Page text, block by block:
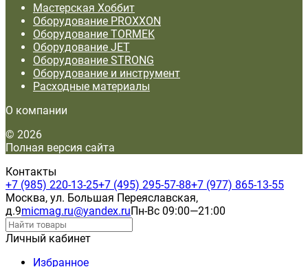
Мастерская Хоббит
Оборудование PROXXON
Оборудование TORMEK
Оборудование JET
Оборудование STRONG
Оборудование и инструмент
Расходные материалы
О компании
© 2026
Полная версия сайта
Контакты
+7 (985) 220-13-25+7 (495) 295-57-88+7 (977) 865-13-55
Москва, ул. Большая Переяславская,
д.9micmag.ru@yandex.ruПн-Вс 09:00—21:00
Личный кабинет
Избранное